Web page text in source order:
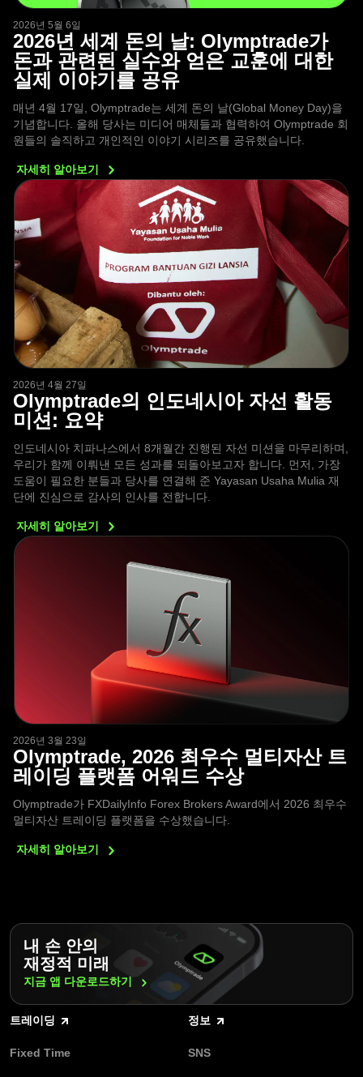
2026년 5월 6일
2026년 세계 돈의 날: Olymptrade가
돈과 관련된 실수와 얻은 교훈에 대한
실제 이야기를 공유
매년 4월 17일, Olymptrade는 세계 돈의 날(Global Money Day)을
기념합니다. 올해 당사는 미디어 매체들과 협력하여 Olymptrade 회
원들의 솔직하고 개인적인 이야기 시리즈를 공유했습니다.
자세히 알아보기
2026년 4월 27일
Olymptrade의 인도네시아 자선 활동
미션: 요약
인도네시아 치파나스에서 8개월간 진행된 자선 미션을 마무리하며,
우리가 함께 이뤄낸 모든 성과를 되돌아보고자 합니다. 먼저, 가장
도움이 필요한 분들과 당사를 연결해 준 Yayasan Usaha Mulia 재
단에 진심으로 감사의 인사를 전합니다.
자세히 알아보기
2026년 3월 23일
Olymptrade, 2026 최우수 멀티자산 트
레이딩 플랫폼 어워드 수상
Olymptrade가 FXDailyInfo Forex Brokers Award에서 2026 최우수
멀티자산 트레이딩 플랫폼을 수상했습니다.
자세히 알아보기
내 손 안의
재정적 미래
지금 앱 다운로드하기
트레이딩
Fixed Time
정보
SNS